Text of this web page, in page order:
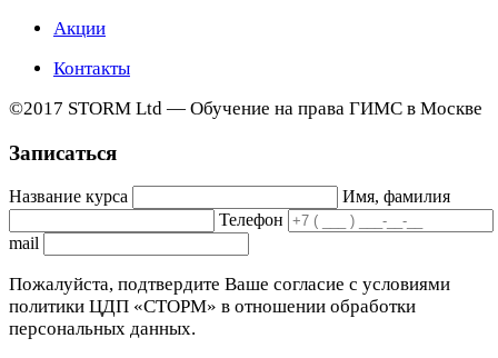
Акции
Контакты
©2017 STORM Ltd — Обучение на права ГИМС в Москве
Записаться
Название курса
Имя, фамилия
Телефон
mail
Пожалуйста, подтвердите Ваше согласие с условиями
политики ЦДП «СТОРМ» в отношении обработки
персональных данных.